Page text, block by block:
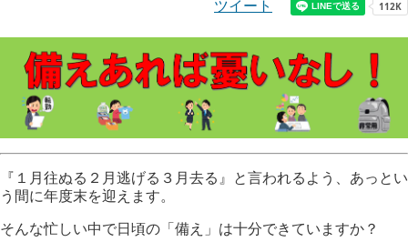
ツイート
『１月往ぬる２月逃げる３月去る』と言われるよう、あっとい
う間に年度末を迎えます。
そんな忙しい中で日頃の「備え」は十分できていますか？